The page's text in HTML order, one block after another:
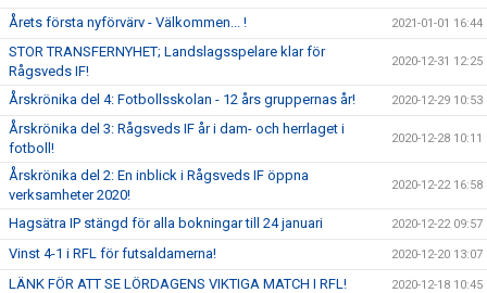
Årets första nyförvärv - Välkommen... ! 2021-01-01 16:44
STOR TRANSFERNYHET; Landslagsspelare klar för
Rågsveds IF!
2020-12-31 12:25
Årskrönika del 4: Fotbollsskolan - 12 års gruppernas år! 2020-12-29 10:53
Årskrönika del 3: Rågsveds IF år i dam- och herrlaget i
fotboll!
2020-12-28 10:11
Årskrönika del 2: En inblick i Rågsveds IF öppna
verksamheter 2020!
2020-12-22 16:58
Hagsätra IP stängd för alla bokningar till 24 januari 2020-12-22 09:57
Vinst 4-1 i RFL för futsaldamerna! 2020-12-20 13:07
LÄNK FÖR ATT SE LÖRDAGENS VIKTIGA MATCH I RFL! 2020-12-18 10:45